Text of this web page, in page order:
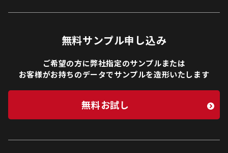
無料サンプル申し込み
ご希望の方に弊社指定のサンプルまたは
お客様がお持ちのデータでサンプルを造形いたします
無料お試し